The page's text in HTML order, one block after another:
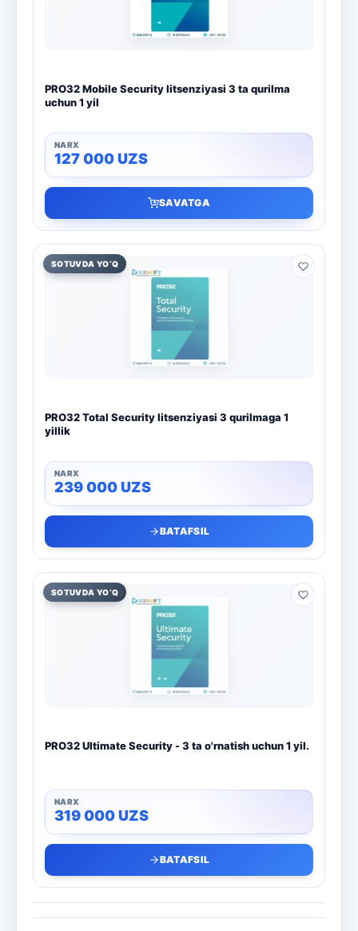
PRO32 Mobile Security litsenziyasi 3 ta qurilma
uchun 1 yil
127 000UZS
SAVATGA
SOTUVDA YO‘Q
PRO32 Total Security litsenziyasi 3 qurilmaga 1
yillik
239 000UZS
BATAFSIL
SOTUVDA YO‘Q
PRO32 Ultimate Security - 3 ta o'rnatish uchun 1 yil.
319 000UZS
BATAFSIL